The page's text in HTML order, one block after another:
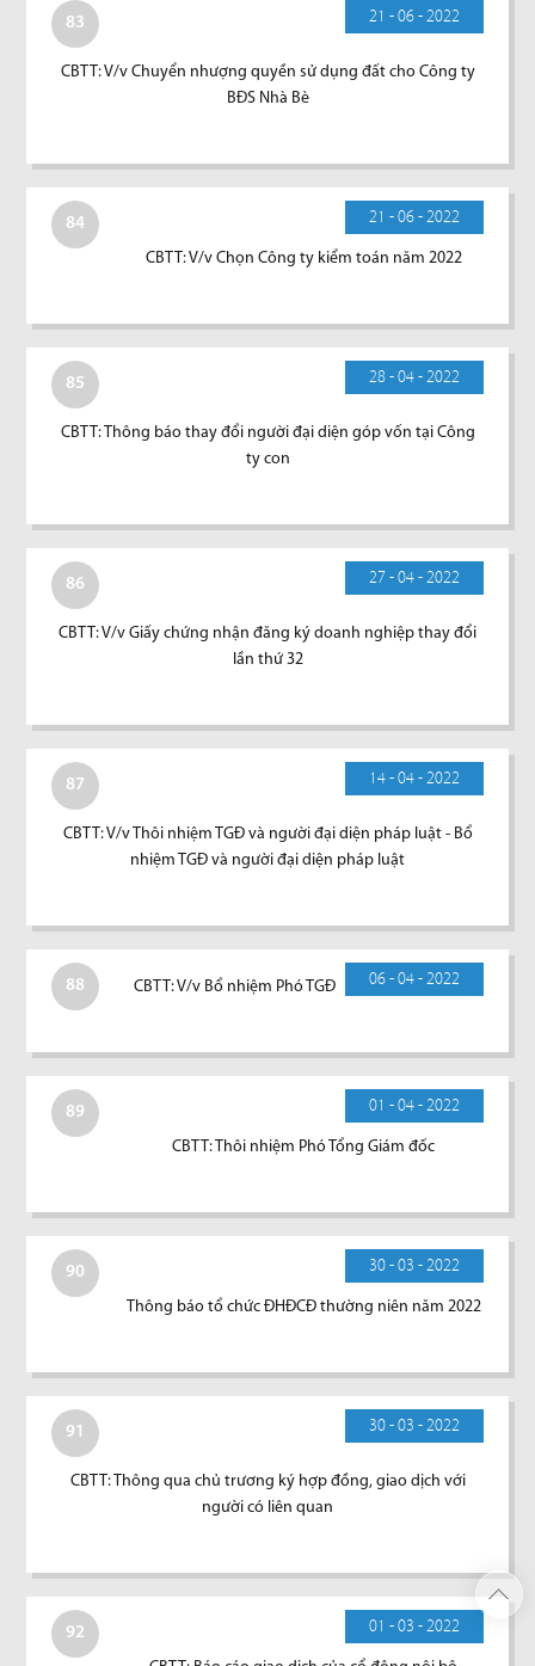
83 21 - 06 - 2022
CBTT: V/v Chuyển nhượng quyền sử dụng đất cho Công ty
BĐS Nhà Bè
84 21 - 06 - 2022
CBTT: V/v Chọn Công ty kiểm toán năm 2022
85 28 - 04 - 2022
CBTT: Thông báo thay đổi người đại diện góp vốn tại Công
ty con
86 27 - 04 - 2022
CBTT: V/v Giấy chứng nhận đăng ký doanh nghiệp thay đổi
lần thứ 32
87 14 - 04 - 2022
CBTT: V/v Thôi nhiệm TGĐ và người đại diện pháp luật - Bổ
nhiệm TGĐ và người đại diện pháp luật
88 06 - 04 - 2022
CBTT: V/v Bổ nhiệm Phó TGĐ
89 01 - 04 - 2022
CBTT: Thôi nhiệm Phó Tổng Giám đốc
90 30 - 03 - 2022
Thông báo tổ chức ĐHĐCĐ thường niên năm 2022
91 30 - 03 - 2022
CBTT: Thông qua chủ trương ký hợp đồng, giao dịch với
người có liên quan
92 01 - 03 - 2022